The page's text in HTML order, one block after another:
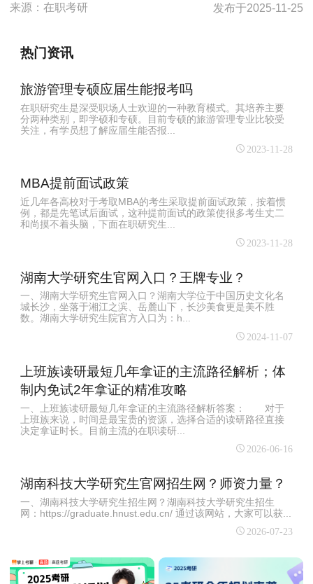
来源：在职考研 发布于2025-11-25
热门资讯
旅游管理专硕应届生能报考吗
在职研究生是深受职场人士欢迎的一种教育模式。其培养主要
分两种类别，即学硕和专硕。目前专硕的旅游管理专业比较受
关注，有学员想了解应届生能否报...
2023-11-28
MBA提前面试政策
近几年各高校对于考取MBA的考生采取提前面试政策，按着惯
例，都是先笔试后面试，这种提前面试的政策使很多考生丈二
和尚摸不着头脑，下面在职研究生...
2023-11-28
湖南大学研究生官网入口？王牌专业？
一、湖南大学研究生官网入口？湖南大学位于中国历史文化名
城长沙，坐落于湘江之滨、岳麓山下，长沙美食更是美不胜
数。湖南大学研究生院官方入口为：h...
2024-11-07
上班族读研最短几年拿证的主流路径解析；体
制内免试2年拿证的精准攻略
一、上班族读研最短几年拿证的主流路径解析答案： 对于
上班族来说，时间是最宝贵的资源，选择合适的读研路径直接
决定拿证时长。目前主流的在职读研...
2026-06-16
湖南科技大学研究生官网招生网？师资力量？
一、湖南科技大学研究生招生网？湖南科技大学研究生招生
网：https://graduate.hnust.edu.cn/ 通过该网站，大家可以获...
2026-07-23